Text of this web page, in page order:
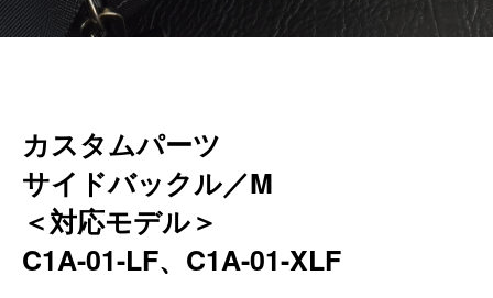
ポータブルオーディオケース
Cayin
Other
Bag
カスタムパーツ
サイドバックル／M
＜対応モデル＞
C1A-01-LF、C1A-01-XLF